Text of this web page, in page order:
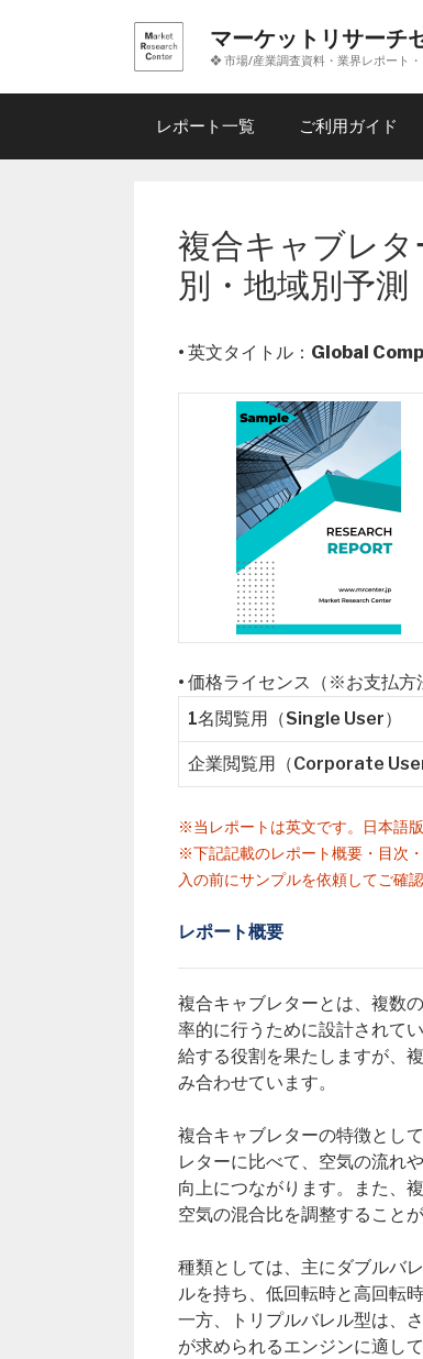
ン
マーケットリサーチ
❖ 市場/産業調査資料・業界レポート
レポート一覧 ご利用ガイド
複合キャブレ
別・地域別予測
• 英文タイトル： Global
• 価格ライセンス（※お支払方
1名閲覧用（Single User）
企業閲覧用（Corporate User
※当レポートは英文です。日本語版
※下記記載のレポート概要・目次
入の前にサンプルを依頼してご確認
レポート概要
複合キャブレターとは、複数
率的に行うために設計されて
給する役割を果たしますが、
み合わせています。
複合キャブレターの特徴とし
レターに比べて、空気の流れ
向上につながります。また、
空気の混合比を調整すること
種類としては、主にダブルバ
ルを持ち、低回転時と高回転
一方、トリプルバレル型は、
が求められるエンジンに適して